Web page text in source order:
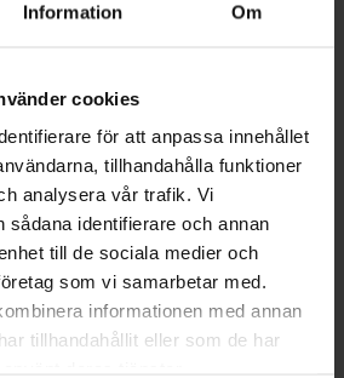
Information Om
cookies
för att anpassa innehållet
tillhandahålla funktioner
analysera vår trafik. Vi
sådana identifierare och annan
till de sociala medier och
som vi samarbetar med.
informationen med annan
tillhandahållit eller som de har
6302
6.576,00 kr
Jämför denna produkt
beräknad leveranstid (Kontakta
oss).